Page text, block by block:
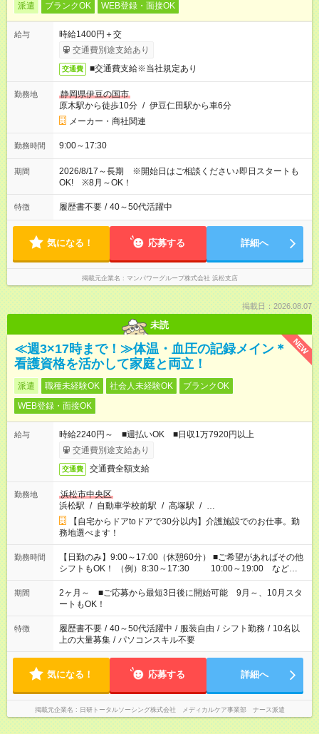
派遣 ブランクOK WEB登録・面接OK
給与
時給1400円＋交
交通費別途支給あり
交通費 ■交通費支給※当社規定あり
勤務地
静岡県伊豆の国市
原木駅から徒歩10分 / 伊豆仁田駅から車6分
メーカー・商社関連
勤務時間 9:00～17:30
期間
2026/8/17～長期 ※開始日はご相談ください♪即日スタートも
OK! ※8月～OK！
特徴 履歴書不要 / 40～50代活躍中
気になる！ 応募する 詳細へ
掲載元企業名 マンパワーグループ株式会社 浜松支店
掲載日：2026.08.07
未読
NEW
≪週3×17時まで！≫体温・血圧の記録メイン＊
看護資格を活かして家庭と両立！
派遣 職種未経験OK 社会人未経験OK
ブランクOK
WEB登録・面接OK
給与
時給2240円～ ■週払いOK ■日収1万7920円以上
交通費別途支給あり
交通費 交通費全額支給
勤務地
浜松市中央区
浜松駅 / 自動車学校前駅 / 高塚駅 / …
【自宅からドアtoドアで30分以内】介護施設でのお仕事。勤
務地選べます！
勤務時間
【日勤のみ】9:00～17:00（休憩60分） ■ご希望があればその他
シフトもOK！ （例）8:30～17:30 10:00～19:00 など
「家族とお休みを合わせたい」 「できれば残業はしたくない」
など、あなたのご希望に沿ったお仕事をご紹介します！ ※Wワ
ーク希望の方へ 今ご覧のお仕事で希望する勤務時間と、もう1つ
のお仕事の勤務時間。 合計で週40時間を超える場合は応募でき
ません
期間
2ヶ月～ ■ご応募から最短3日後に開始可能 9月～、10月スタ
ートもOK！
特徴 履歴書不要 / 40～50代活躍中 / 服装自由 / シフト勤務 / 10名以
上の大量募集 / パソコンスキル不要
気になる！ 応募する 詳細へ
掲載元企業名 日研トータルソーシング株式会社 メディカルケア事業部 ナース派遣